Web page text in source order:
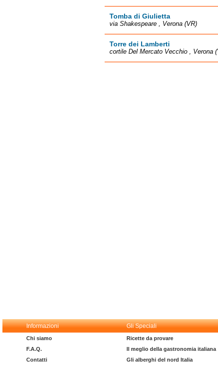
Tomba di Giulietta
via Shakespeare , Verona (VR)
Torre dei Lamberti
cortile Del Mercato Vecchio , Verona
Informazioni Gli Speciali
Chi siamo
F.A.Q.
Contatti
Ricette da provare
Il meglio della gastronomia italiana
Gli alberghi del nord Italia